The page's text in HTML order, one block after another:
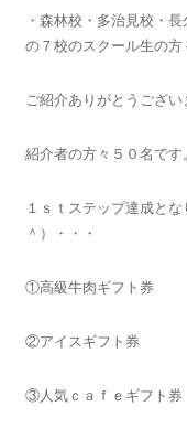
・森林校・多治見校・
の７校のスクール生の方
ご紹介ありがとうござい
紹介者の方々５０名で
１ｓｔステップ達成と
＾）・・・
①高級牛肉ギフト
②アイスギフト
③人気ｃａｆｅギフト